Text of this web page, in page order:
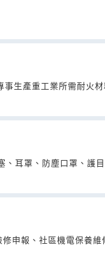
生產重工業所需耐火材
耳罩、防塵口罩、護目
申報、社區機電保養